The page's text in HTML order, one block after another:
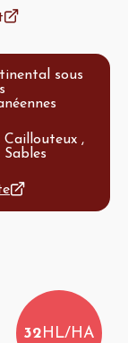
sous
Caillouteux ,
Sables
32 HL/HA